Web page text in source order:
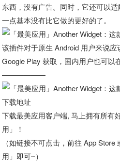
东西，没有广告。同时，它还可以
一点基本没有比它做的更好的了。
该插件对于原生 Android 用户来说
Google Play 获取，国内用户也可以
——————
下载地址
下载最美应用客户端, 马上拥有所有
用」！
（如链接不可点击，前往 App
用」即可~）